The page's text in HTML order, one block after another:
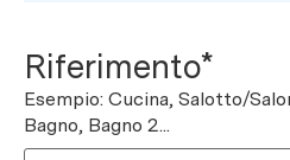
Riferimento*
Esempio: Cucina, Salotto/
Bagno, Bagno 2...